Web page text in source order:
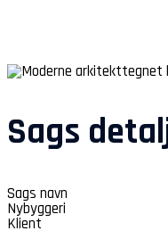
Sags
Sags navn
Nybyggeri
Klient